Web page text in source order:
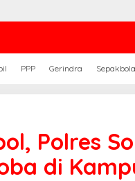
PPP Gerindra Sepakbola
Polres
di